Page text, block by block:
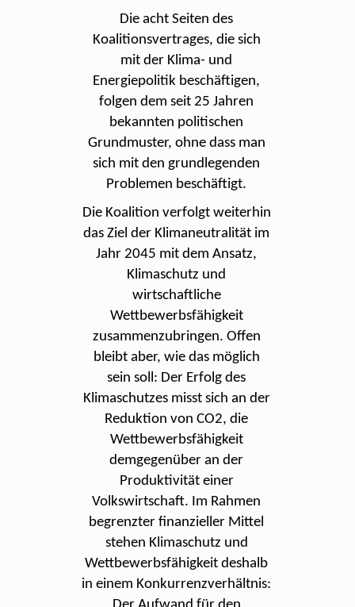
Die acht Seiten des
Koalitionsvertrages, die sich
mit der Klima- und
Energiepolitik beschäftigen,
folgen dem seit 25 Jahren
bekannten politischen
Grundmuster, ohne dass man
sich mit den grundlegenden
Problemen beschäftigt.
Die Koalition verfolgt weiterhin
das Ziel der Klimaneutralität im
Jahr 2045 mit dem Ansatz,
Klimaschutz und
wirtschaftliche
Wettbewerbsfähigkeit
zusammenzubringen. Offen
bleibt aber, wie das möglich
sein soll: Der Erfolg des
Klimaschutzes misst sich an der
Reduktion von CO2, die
Wettbewerbsfähigkeit
demgegenüber an der
Produktivität einer
Volkswirtschaft. Im Rahmen
begrenzter finanzieller Mittel
stehen Klimaschutz und
Wettbewerbsfähigkeit deshalb
in einem Konkurrenzverhältnis: